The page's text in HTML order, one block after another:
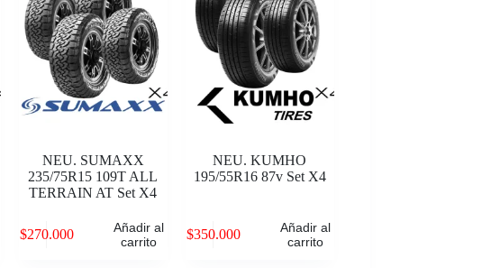
NEU. SUMAXX
235/75R15 109T ALL
TERRAIN AT Set X4
$270.000
Añadir al
carrito
NEU. KUMHO
195/55R16 87v Set X4
$350.000
Añadir al
carrito